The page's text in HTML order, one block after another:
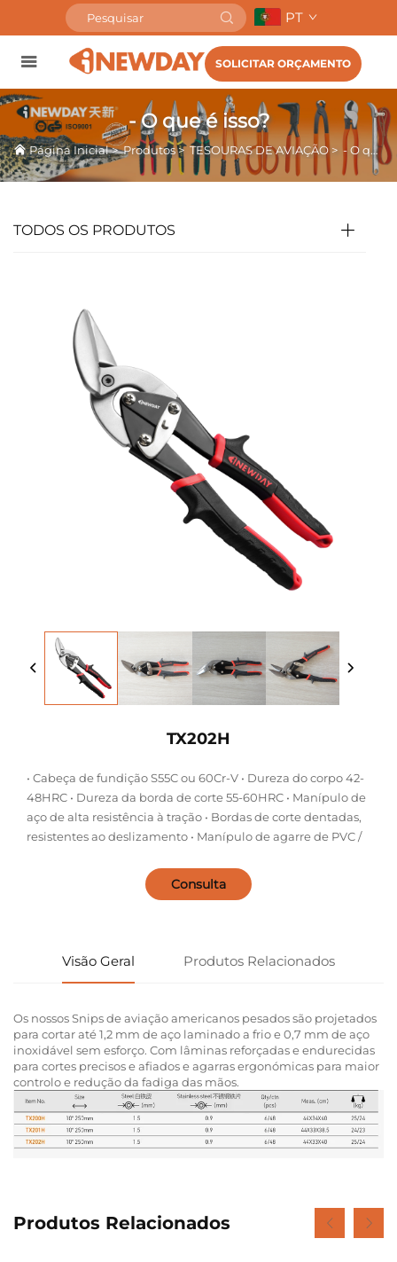
PT
SOLICITAR ORÇAMENTO
- O que é isso?
Página Inicial>Produtos>TESOURAS DE AVIAÇÃO > - O que é isso?
TODOS OS PRODUTOS
TX202H
• Cabeça de fundição S55C ou 60Cr-V • Dureza do corpo 42-
48HRC • Dureza da borda de corte 55-60HRC • Manípulo de
aço de alta resistência à tração • Bordas de corte dentadas,
resistentes ao deslizamento • Manípulo de agarre de PVC /
Consulta
Visão Geral Produtos Relacionados
Os nossos Snips de aviação americanos pesados são projetados
para cortar até 1,2 mm de aço laminado a frio e 0,7 mm de aço
inoxidável sem esforço. Com lâminas reforçadas e endurecidas
para cortes precisos e afiados e agarras ergonómicas para maior
controlo e redução da fadiga das mãos.
Produtos Relacionados